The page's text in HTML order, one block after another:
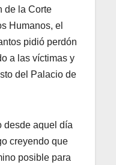
de la Corte
Humanos, el
pidió perdón
a las víctimas y
del Palacio de
desde aquel día
creyendo que
posible para